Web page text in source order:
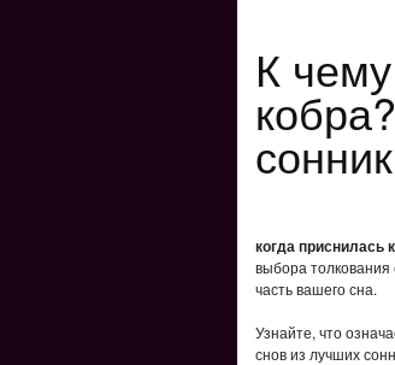
К чему снится когда приснилась
сонник
когда приснилась
выбора толкования
часть вашего сна.
Узнайте, что
снов из лучших